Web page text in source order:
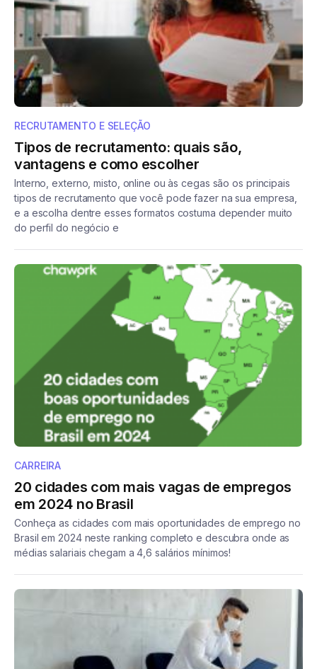
RECRUTAMENTO E SELEÇÃO
Tipos de recrutamento: quais são,
vantagens e como escolher
Interno, externo, misto, online ou às cegas são os principais
tipos de recrutamento que você pode fazer na sua empresa,
e a escolha dentre esses formatos costuma depender muito
do perfil do negócio e
CARREIRA
20 cidades com mais vagas de empregos
em 2024 no Brasil
Conheça as cidades com mais oportunidades de emprego no
Brasil em 2024 neste ranking completo e descubra onde as
médias salariais chegam a 4,6 salários mínimos!